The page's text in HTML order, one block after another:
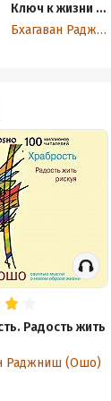
Ключ к жизни в
равновесии
Бхагаван Раджниш (Ошо)
Радость жить
Раджниш (Ошо)